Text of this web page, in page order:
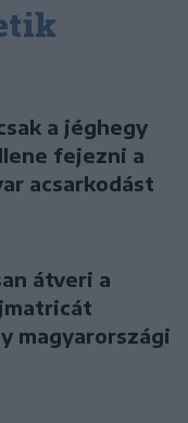
a jéghegy
fejezni a
acsarkodást
átveri a
magyarországi